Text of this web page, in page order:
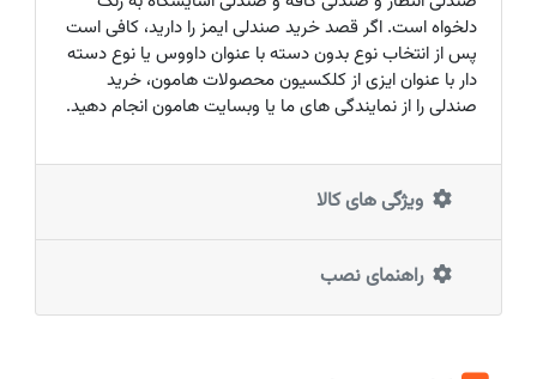
دلخواه است. اگر قصد خرید صندلی ایمز را دارید، کافی است
پس از انتخاب نوع بدون دسته با عنوان داووس یا نوع دسته
دار با عنوان ایزی از کلکسیون محصولات هامون، خرید
صندلی را از نمایندگی های ما یا وبسایت هامون انجام دهید.
ویژگی های کالا
راهنمای نصب